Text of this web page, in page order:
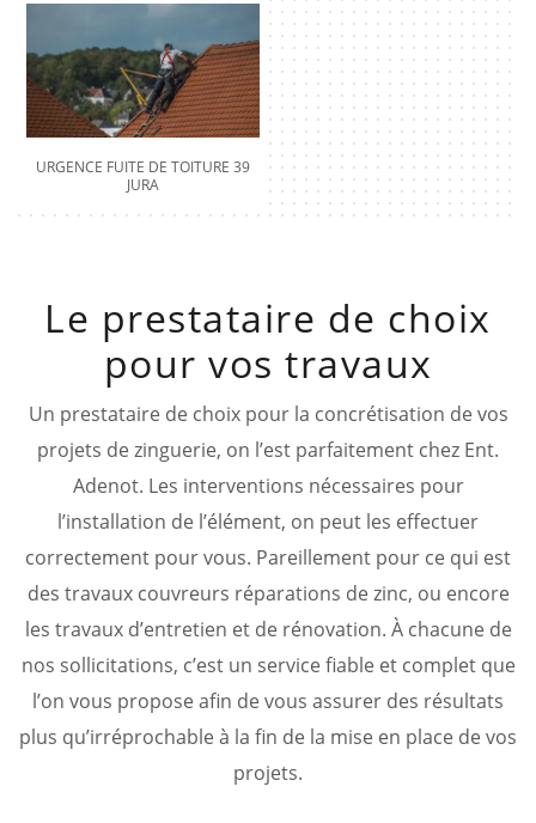
URGENCE FUITE DE TOITURE 39
JURA
Le prestataire de choix
pour vos travaux
Un prestataire de choix pour la concrétisation de vos
projets de zinguerie, on l’est parfaitement chez Ent.
Adenot. Les interventions nécessaires pour
l’installation de l’élément, on peut les effectuer
correctement pour vous. Pareillement pour ce qui est
des travaux couvreurs réparations de zinc, ou encore
les travaux d’entretien et de rénovation. À chacune de
nos sollicitations, c’est un service fiable et complet que
l’on vous propose afin de vous assurer des résultats
plus qu’irréprochable à la fin de la mise en place de vos
projets.